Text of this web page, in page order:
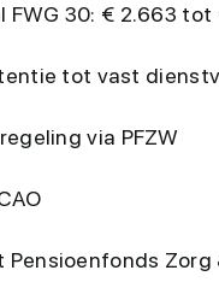
FWG 30: € 2.663
tot vast
via PFZW
Zorg